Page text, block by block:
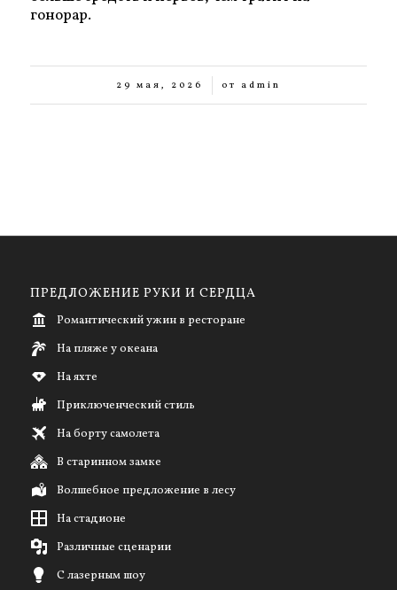
гонорар.
29 мая, 2026
/ от admin
ПРЕДЛОЖЕНИЕ РУКИ И СЕРДЦА
Романтический ужин в ресторане
На пляже у океана
На яхте
Приключенческий стиль
На борту самолета
В старинном замке
Волшебное предложение в лесу
На стадионе
Различные сценарии
С лазерным шоу